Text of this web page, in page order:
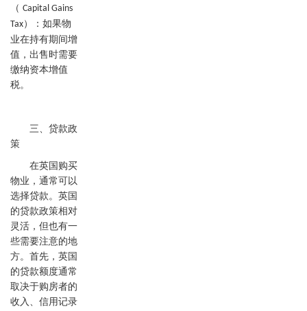
（ Capital Gains
Tax）：如果物
业在持有期间增
值，出售时需要
缴纳资本增值
税。
三、贷款政
策
在英国购买
物业，通常可以
选择贷款。英国
的贷款政策相对
灵活，但也有一
些需要注意的地
方。首先，英国
的贷款额度通常
取决于购房者的
收入、信用记录